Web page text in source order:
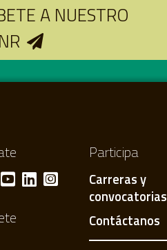
A NUESTRO
Participa
Carreras y
convocatorias
Contáctanos